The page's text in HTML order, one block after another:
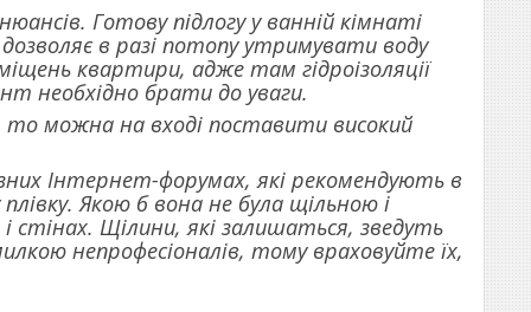
Готову підлогу у ванній кімнаті
в разі потопу утримувати воду
квартири, адже там гідроізоляції
необхідно брати до уваги.
можна на вході поставити високий
Інтернет-форумах, які рекомендують в
Якою б вона не була щільною і
стінах. Щілини, які залишаться, зведуть
непрофесіоналів, тому враховуйте їх,